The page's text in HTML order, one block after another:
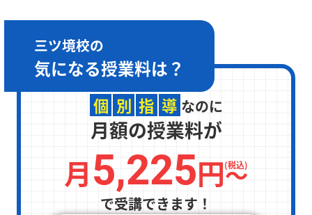
三ツ境校の
気になる授業料は？
個 別 指 導 なのに
月額の授業料が
月5,225円〜
(税込)
で受講できます！